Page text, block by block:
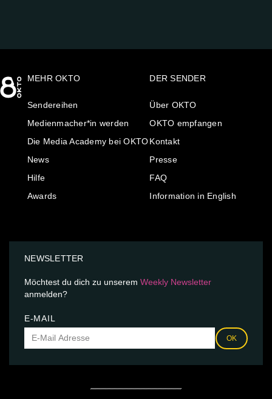
MEHR OKTO
Sendereihen
Medienmacher*in werden
Die Media Academy bei OKTO
News
Hilfe
Awards
DER SENDER
Über OKTO
OKTO empfangen
Kontakt
Presse
FAQ
Information in English
NEWSLETTER
Möchtest du dich zu unserem Weekly Newsletter
anmelden?
E-MAIL
OK